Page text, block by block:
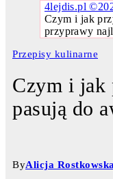
4lejdis.pl
Czym i jak
przyprawy
Przepisy kulinarne
Czym i jak
pasują do
ByAlicja Rostkowska